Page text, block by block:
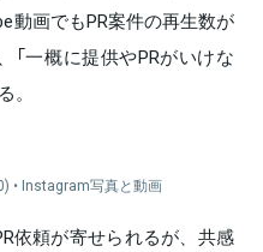
動画でもPR案件の再生数が
「一概に提供やPRがいけな
。
• Instagram写真と動画
依頼が寄せられるが、共感